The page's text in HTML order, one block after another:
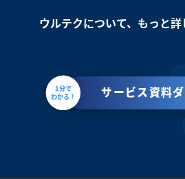
ウルテクについて、もっと
サービス資料
1分で
わかる！